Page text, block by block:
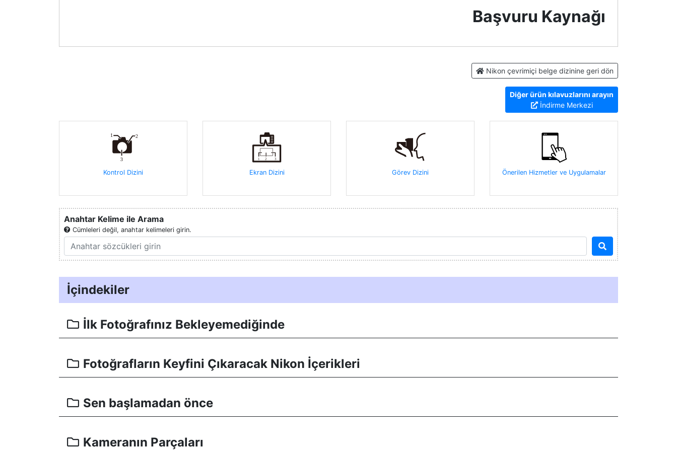
Başvuru Kaynağı
Nikon çevrimiçi belge dizinine geri dön
Diğer ürün kılavuzlarını arayın
İndirme Merkezi
Kontrol Dizini Ekran Dizini Görev Dizini Önerilen Hizmetler ve Uygulamalar
Anahtar Kelime ile Arama
Cümleleri değil, anahtar kelimeleri girin.
İçindekiler
İlk Fotoğrafınız Bekleyemediğinde
Fotoğrafların Keyfini Çıkaracak Nikon İçerikleri
Sen başlamadan önce
Kameranın Parçaları